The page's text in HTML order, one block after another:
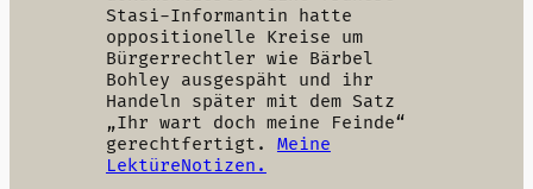
Stasi-Informantin hatte
oppositionelle Kreise um
Bürgerrechtler wie Bärbel
Bohley ausgespäht und ihr
Handeln später mit dem Satz
„Ihr wart doch meine Feinde“
gerechtfertigt. Meine
LektüreNotizen.